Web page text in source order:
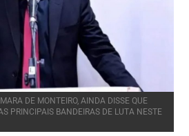
DE MONTEIRO, AINDA DISSE QUE
PRINCIPAIS BANDEIRAS DE LUTA NESTE